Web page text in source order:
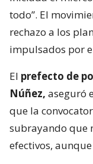
todo”. El
rechazo a los
impulsados por
El prefecto de
Núñez, aseguró
que la
subrayando que
efectivos,